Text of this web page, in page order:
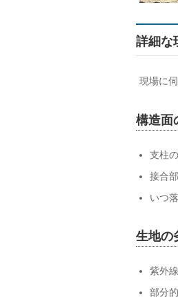
詳細な
現場に
構造面
支柱
接合
いつ
生地の
紫外
部分